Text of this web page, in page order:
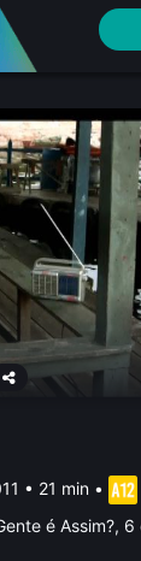
• 21 min •
é Assim?,